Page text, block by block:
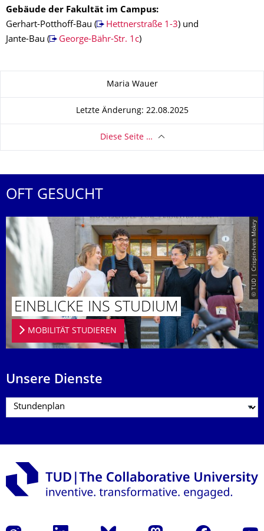
Gebäude der Fakultät im Campus:
Gerhart-Potthoff-Bau (
Hettnerstraße 1-3) und
Jante-Bau (
George-Bähr-Str. 1c)
Maria Wauer
Letzte Änderung: 22.08.2025
Diese Seite …
OFT GESUCHT
© TUD | Crispin-Iven Mokry
EINBLICKE INS STUDIUM
MOBILITÄT STUDIEREN
Unsere Dienste